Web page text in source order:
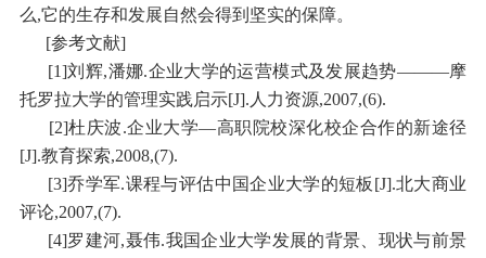
么,它的生存和发展自然会得到坚实的保障。
[参考文献]
[1]刘辉,潘娜.企业大学的运营模式及发展趋势———摩
托罗拉大学的管理实践启示[J].人力资源,2007,(6).
[2]杜庆波.企业大学—高职院校深化校企合作的新途径
[J].教育探索,2008,(7).
[3]乔学军.课程与评估中国企业大学的短板[J].北大商业
评论,2007,(7).
[4]罗建河,聂伟.我国企业大学发展的背景、现状与前景